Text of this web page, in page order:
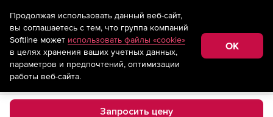
Запросить цену
На информационном ресурсе store.softline.ru применяются
рекомендательные технологии
(информационные технологии
предоставления информации на основе сбора,
систематизации и анализа сведений, относящихся к
предпочтениям пользователей сети «Интернет»,
находящихся на территории Российской Федерации)
Продолжая использовать данный веб-сайт,
вы соглашаетесь с тем, что группа компаний
Softline может использовать файлы «cookie»
в целях хранения ваших учетных данных,
параметров и предпочтений, оптимизации
работы веб-сайта.
OK